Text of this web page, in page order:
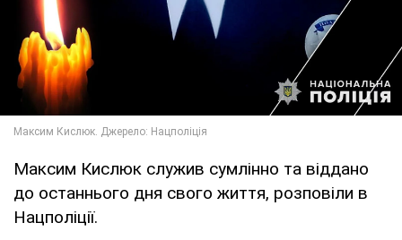
Максим Кислюк служив сумлінно та віддано
до останнього дня свого життя, розповіли в
Нацполіції.